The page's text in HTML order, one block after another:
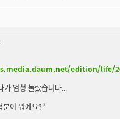
edition/life/
가 엄청 놀랐습니다...
이 뭐예요?"